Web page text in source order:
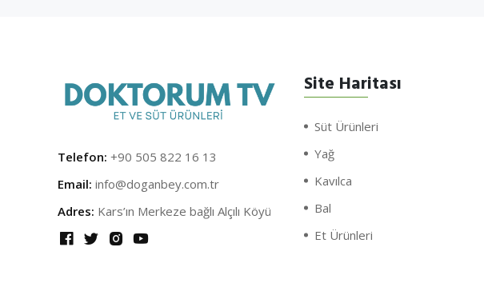
Telefon: +90 505 822 16 13
Email: info@doganbey.com.tr
Adres: Kars’ın Merkeze bağlı Alçılı Köyü
Site Haritası
Süt Ürünleri
Yağ
Kavılca
Bal
Et Ürünleri